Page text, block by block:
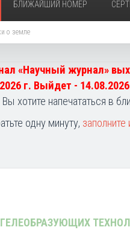
БЛИЖАЙШИЙ НОМЕР
о земле
«Научный журнал»
г. Выйдет -
хотите напечататься в
одну минуту,